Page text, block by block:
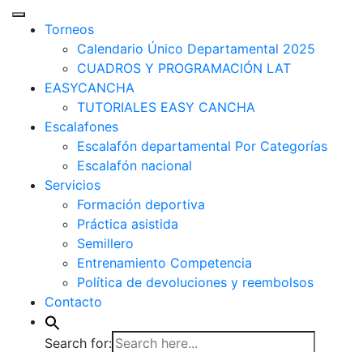
Torneos
Calendario Único Departamental 2025
CUADROS Y PROGRAMACIÓN LAT
EASYCANCHA
TUTORIALES EASY CANCHA
Escalafones
Escalafón departamental Por Categorías
Escalafón nacional
Servicios
Formación deportiva
Práctica asistida
Semillero
Entrenamiento Competencia
Política de devoluciones y reembolsos
Contacto
Search for: